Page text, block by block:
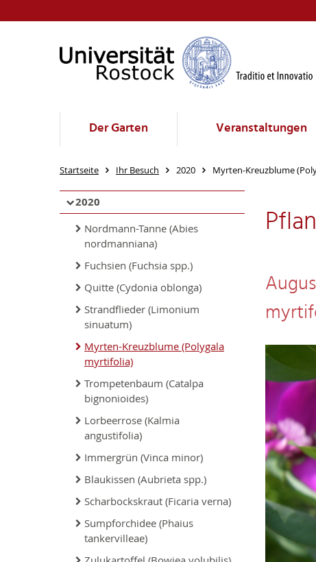
Der Garten Veranstaltungen
Startseite Ihr Besuch 2020 Myrten-Kreuzblume
2020
Nordmann-Tanne (Abies
nordmanniana)
Fuchsien (Fuchsia spp.)
Quitte (Cydonia oblonga)
Strandflieder (Limonium
sinuatum)
Myrten-Kreuzblume (Polygala
myrtifolia)
Trompetenbaum (Catalpa
bignonioides)
Lorbeerrose (Kalmia
angustifolia)
Immergrün (Vinca minor)
Blaukissen (Aubrieta spp.)
Scharbockskraut (Ficaria verna)
Sumpforchidee (Phaius
tankervilleae)